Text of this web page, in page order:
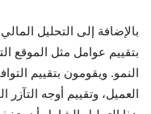
بتقييم عوامل مثل الموقع
النمو. ويقومون بتقييم
العميل، وتقييم أوجه